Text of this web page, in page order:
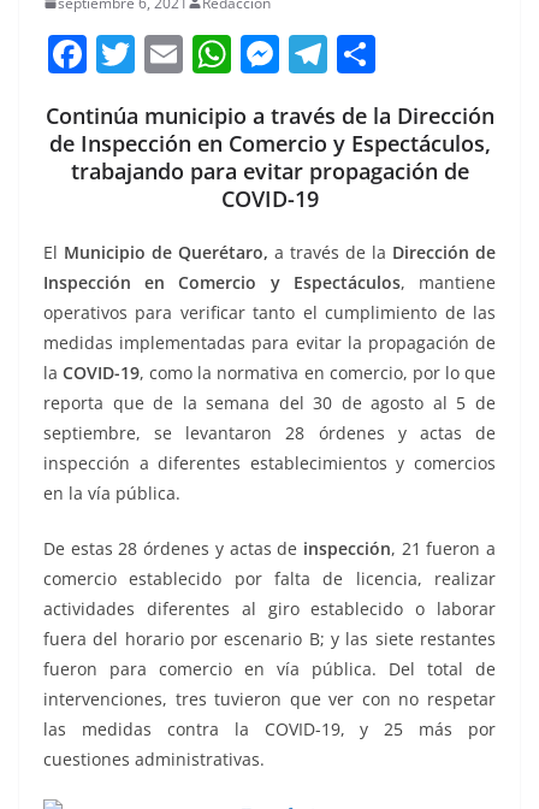
F
c
e
o
o
k
T
itt
er
E
ai
l
W
at
s
A
p
p
M
ss
e
n
g
er
T
e
gr
m
m
p
tir
Continúa municipio a través de la Dirección
de Inspección en Comercio y Espectáculos,
trabajando para evitar propagación de
COVID-19
El Municipio de Querétaro, a través de la Dirección de
Inspección en Comercio y Espectáculos, mantiene
operativos para verificar tanto el cumplimiento de las
medidas implementadas para evitar la propagación de
la COVID-19, como la normativa en comercio, por lo que
reporta que de la semana del 30 de agosto al 5 de
septiembre, se levantaron 28 órdenes y actas de
inspección a diferentes establecimientos y comercios
en la vía pública.
De estas 28 órdenes y actas de inspección, 21 fueron a
comercio establecido por falta de licencia, realizar
actividades diferentes al giro establecido o laborar
fuera del horario por escenario B; y las siete restantes
fueron para comercio en vía pública. Del total de
intervenciones, tres tuvieron que ver con no respetar
las medidas contra la COVID-19, y 25 más por
cuestiones administrativas.